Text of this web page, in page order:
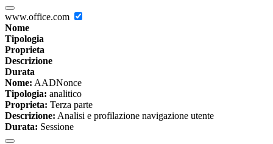
www.office.com
Nome
Tipologia
Proprieta
Descrizione
Durata
Nome: AADNonce
Tipologia: analitico
Proprieta: Terza parte
Descrizione: Analisi e profilazione navigazione utente
Durata: Sessione